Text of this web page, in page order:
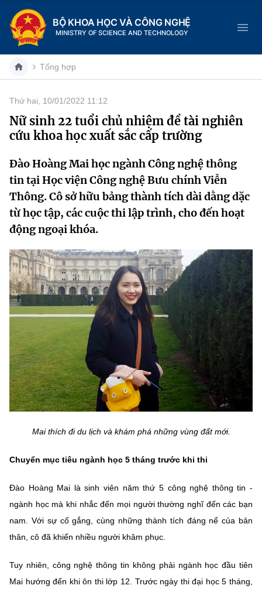
BỘ KHOA HỌC VÀ CÔNG NGHỆ
MINISTRY OF SCIENCE AND TECHNOLOGY
Danh mục
Trang chủ
Giới thiệu
Chức năng nhiệm vụ
Cơ cấu tổ chức
Lịch sử phát triển
Sở Khoa học và Công nghệ
Tin tức sự kiện
Khoa học và Công nghệ
Đổi mới sáng tạo
Chuyển đổi số
Bưu chính, Viễn thông
Sở hữu trí tuệ
Tiêu chuẩn, đo lường, chất lượng
Năng lượng nguyên tử
Dịch vụ công
Hệ thống văn bản
Văn bản QPPL
Văn bản chỉ đạo điều hành
Lấy ý kiến người dân về dự thảo VBQPPL
MST IOFFICE
THỐNG KÊ
Khoa học và Công nghệ
Đổi mới sáng tạo
Chuyển đổi số
Năng lượng nguyên tử
Multimedia
THƯ ĐIỆN TỬ
Khác
Videos
Infographic
Nhiệm vụ trọng tâm
Tổng hợp
Thứ hai, 10/01/2022 11:12
Nữ sinh 22 tuổi chủ nhiệm đề tài nghiên
cứu khoa học xuất sắc cấp trường
Đào Hoàng Mai học ngành Công nghệ thông
tin tại Học viện Công nghệ Bưu chính Viễn
Thông. Cô sở hữu bảng thành tích dài dằng dặc
từ học tập, các cuộc thi lập trình, cho đến hoạt
động ngoại khóa.
Mai thích đi du lịch và khám phá những vùng đất mới.
Chuyển mục tiêu ngành học 5 tháng trước khi thi
Đào Hoàng Mai là sinh viên năm thứ 5 công nghệ thông tin -
ngành học mà khi nhắc đến mọi người thường nghĩ đến các bạn
nam. Với sự cố gắng, cùng những thành tích đáng nể của bản
thân, cô đã khiến nhiều người khâm phục.
Tuy nhiên, công nghệ thông tin không phải ngành học đầu tiên
Mai hướng đến khi ôn thi lớp 12. Trước ngày thi đại học 5 tháng,